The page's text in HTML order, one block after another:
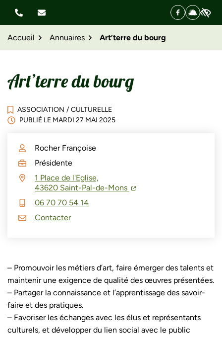
Facebook
(ouverture
illiwap
Accueil Annuaires Art’terre du bourg
Art’terre du bourg
ASSOCIATION / CULTURELLE
PUBLIÉ LE MARDI 27 MAI 2025
INFOS UTILES
Rocher Françoise
Présidente
1 Place de l'Eglise,
43620 Saint-Pal-de-Mons (ouverture dans un
(ouverture dans un
06 70 70 54 14
Contacter
– Promouvoir les métiers d’art, faire émerger des talents et
maintenir une exigence de qualité des œuvres présentées.
– Partager la connaissance et l’apprentissage des savoir-
faire et des pratiques.
– Favoriser les échanges avec les élus et représentants
culturels, et développer du lien social avec le public